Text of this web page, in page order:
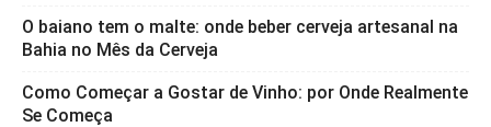
O baiano tem o malte: onde beber cerveja artesanal na
Bahia no Mês da Cerveja
Como Começar a Gostar de Vinho: por Onde Realmente
Se Começa